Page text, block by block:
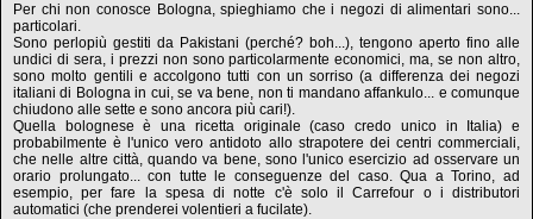
Per chi non conosce Bologna, spieghiamo che i negozi di alimentari sono...
particolari.
Sono perlopiù gestiti da Pakistani (perché? boh...), tengono aperto fino alle
undici di sera, i prezzi non sono particolarmente economici, ma, se non altro,
sono molto gentili e accolgono tutti con un sorriso (a differenza dei negozi
italiani di Bologna in cui, se va bene, non ti mandano affankulo... e comunque
chiudono alle sette e sono ancora più cari!).
Quella bolognese è una ricetta originale (caso credo unico in Italia) e
probabilmente è l'unico vero antidoto allo strapotere dei centri commerciali,
che nelle altre città, quando va bene, sono l'unico esercizio ad osservare un
orario prolungato... con tutte le conseguenze del caso. Qua a Torino, ad
esempio, per fare la spesa di notte c'è solo il Carrefour o i distributori
automatici (che prenderei volentieri a fucilate).